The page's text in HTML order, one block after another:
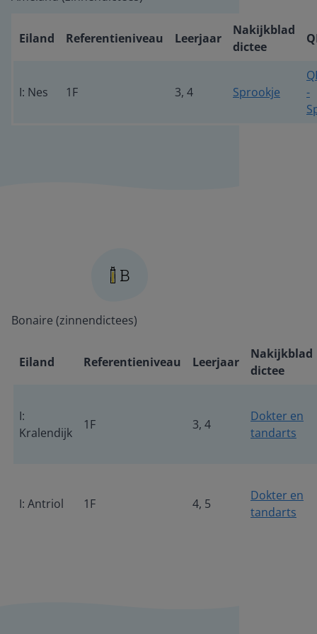
Eiland Referentieniveau Leerjaar
Nakijkblad
dictee
I: Nes 1F 3, 4 Sprookje
-
Bonaire (zinnendictees)
Eiland Referentieniveau Leerjaar
Nakijkblad
dictee
I:
Kralendijk
1F 3, 4
Dokter en
tandarts
I: Antriol 1F 4, 5
Dokter en
tandarts